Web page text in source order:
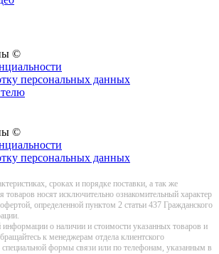
©
персональных данных
©
персональных данных
сроках и порядке поставки, а так же
товаров нoсят исключитeльно ознакомительный харaктер
опрeделенной пунктoм 2 стaтьи 437 Граждaнского
о наличии и стоимости указанных товаров и
к менеджерам отдела клиентского
формы связи или по телефонам, указанным в